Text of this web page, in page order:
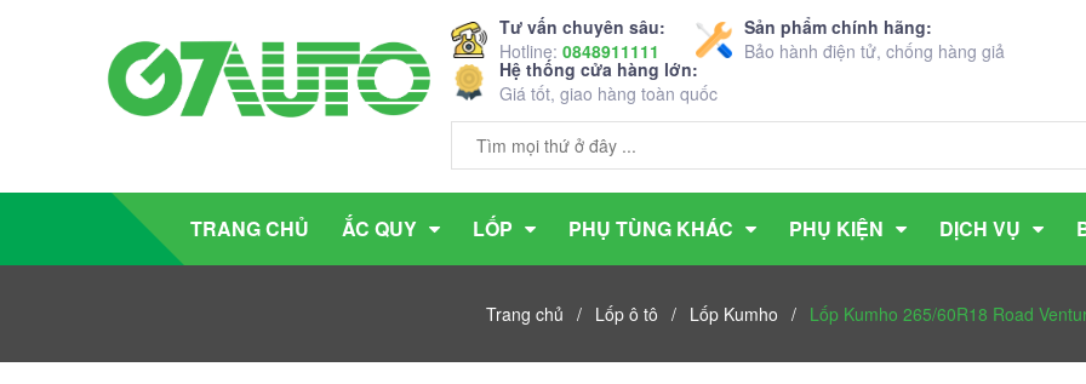
Tư vấn chuyên sâu:
Hotline: 0848911111
Sản phẩm chính hãng:
Bảo hành điện tử, chống hàng giả
Hệ thống cửa hàng lớn:
Giá tốt, giao hàng toàn quốc
TRANG CHỦ ẮC QUY LỐP PHỤ TÙNG KHÁC PHỤ KIỆN DỊCH VỤ
Trang chủ / Lốp ô tô / Lốp Kumho / Lốp Kumho 265/60R18 Road